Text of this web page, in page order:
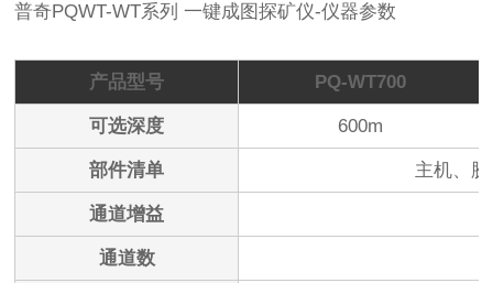
普奇PQWT-WT系列 一键成图探矿仪-仪器参数
产品型号 PQ-WT700
可选深度 600m
部件清单 主机、
通道增益
通道数